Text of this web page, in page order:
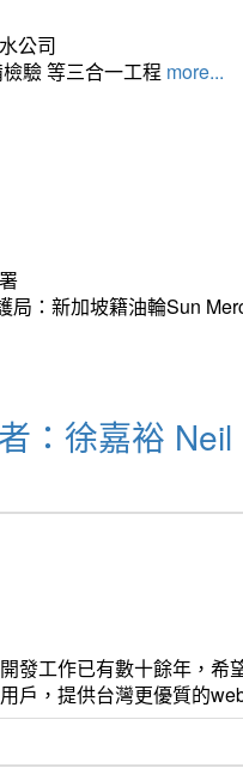
公司
驗 等三合一工程 more...
局：新加坡籍油輪Sun
：徐嘉裕
發工作已有數十餘年，
戶，提供台灣更優質的